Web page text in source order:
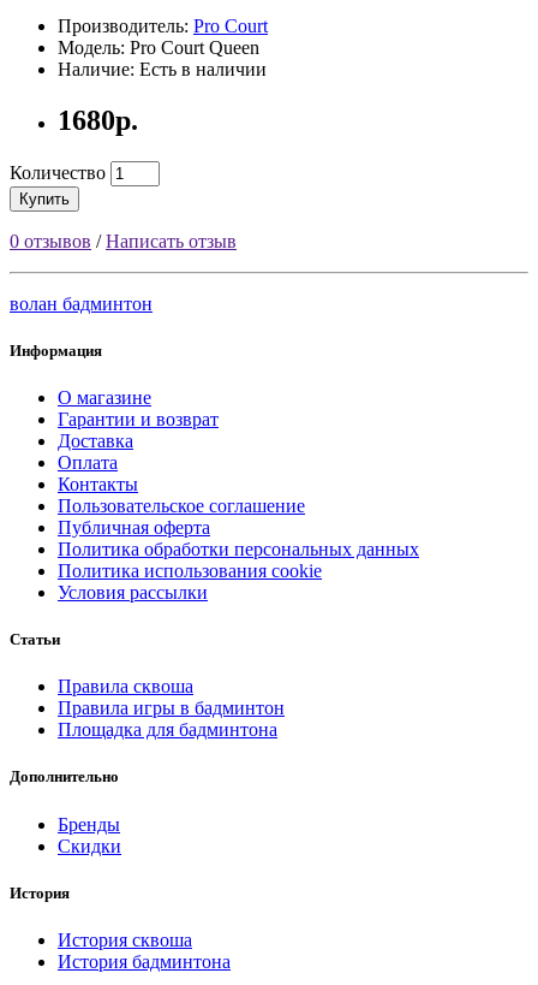
Производитель: Pro Court
Модель: Pro Court Queen
Наличие: Есть в наличии
1680р.
Количество
Купить
0 отзывов /Написать отзыв
волан бадминтон
Информация
О магазине
Гарантии и возврат
Доставка
Оплата
Контакты
Пользовательское соглашение
Публичная оферта
Политика обработки персональных данных
Политика использования cookie
Условия рассылки
Статьи
Правила сквоша
Правила игры в бадминтон
Площадка для бадминтона
Дополнительно
Бренды
Скидки
История
История сквоша
История бадминтона